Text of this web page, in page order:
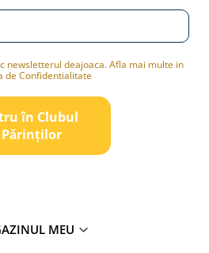
newsletterul deajoaca. Afla mai multe in
de Confidentialitate
în Clubul
Pǎrinților
MEU